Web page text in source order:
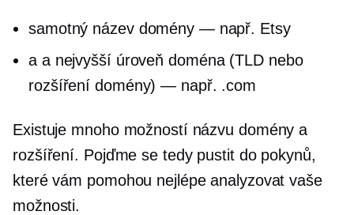
samotný název domény — např. Etsy
a a nejvyšší úroveň doména (TLD nebo
rozšíření domény) — např. .com
Existuje mnoho možností názvu domény a
rozšíření. Pojďme se tedy pustit do pokynů,
které vám pomohou nejlépe analyzovat vaše
možnosti.